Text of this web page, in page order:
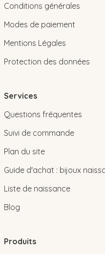
Conditions générales
Modes de paiement
Mentions Légales
Protection des données
Services
Questions fréquentes
Suivi de commande
Plan du site
Guide d'achat : bijoux
Liste de naissance
Blog
Produits